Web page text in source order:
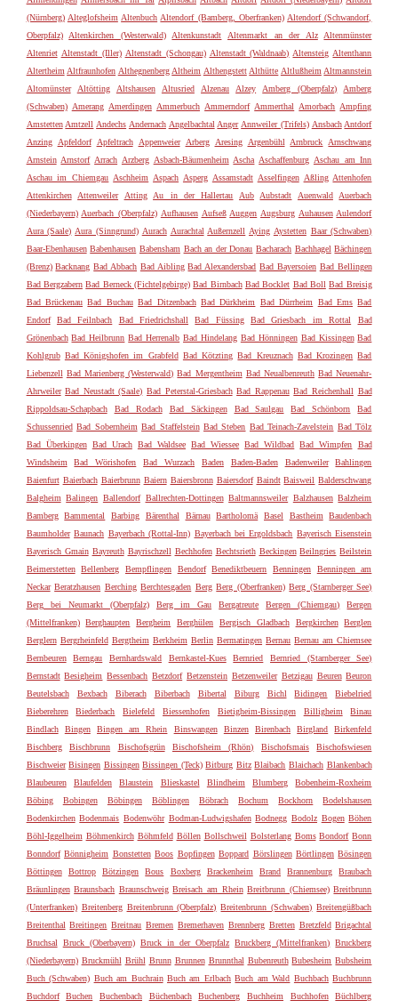
(Nürnberg) Alteglofsheim Altenbuch Altendorf (Bamberg, Oberfranken) Altendorf (Schwandorf,
Oberpfalz)
Altenkirchen (Westerwald) Altenkunstadt Altenmarkt an der Alz
Altenmünster
Altenriet Altenstadt (Iller) Altenstadt (Schongau) Altenstadt (Waldnaab) Altensteig Altenthann
Altertheim Altfraunhofen Althegnenberg Altheim Althengstett Althütte Altlußheim Altmannstein
Altomünster
Altötting Altshausen Altusried Alzenau Alzey Amberg (Oberpfalz)
Amberg
(Schwaben) Amerang Amerdingen Ammerbuch Ammerndorf Ammerthal Amorbach Ampfing
Amstetten Amtzell Andechs Andernach Angelbachtal Anger Annweiler (Trifels) Ansbach Antdorf
Anzing
Apfeldorf Apfeltrach Appenweier Arberg Aresing Argenbühl Arnbruck
Arnschwang
Arnstein Arnstorf Arrach Arzberg Asbach-Bäumenheim Ascha Aschaffenburg Aschau am Inn
Aschau im Chiemgau Aschheim Aspach Asperg Assamstadt Asselfingen Aßling Attenhofen
Attenkirchen
Attenweiler Atting Au in der Hallertau Aub Aubstadt Auenwald
Auerbach
(Niederbayern) Auerbach (Oberpfalz) Aufhausen Aufseß Auggen Augsburg Auhausen Aulendorf
Aura (Saale) Aura (Sinngrund) Aurach Aurachtal Außernzell Aying Aystetten Baar (Schwaben)
Baar-Ebenhausen Babenhausen Babensham Bach an der Donau Bacharach Bachhagel Bächingen
(Brenz) Backnang Bad Abbach Bad Aibling Bad Alexandersbad Bad Bayersoien Bad Bellingen
Bad Bergzabern Bad Berneck (Fichtelgebirge) Bad Birnbach Bad Bocklet Bad Boll Bad Breisig
Bad Brückenau Bad Buchau Bad Ditzenbach Bad Dürkheim Bad Dürrheim Bad Ems Bad
Endorf
Bad Feilnbach Bad Friedrichshall Bad Füssing Bad Griesbach im Rottal
Bad
Grönenbach Bad Heilbrunn Bad Herrenalb Bad Hindelang Bad Hönningen Bad Kissingen Bad
Kohlgrub Bad Königshofen im Grabfeld Bad Kötzting Bad Kreuznach Bad Krozingen Bad
Liebenzell Bad Marienberg (Westerwald) Bad Mergentheim Bad Neualbenreuth Bad Neuenahr-
Ahrweiler Bad Neustadt (Saale) Bad Peterstal-Griesbach Bad Rappenau Bad Reichenhall Bad
Rippoldsau-Schapbach
Bad Rodach Bad Säckingen Bad Saulgau Bad Schönborn
Bad
Schussenried Bad Sobernheim Bad Staffelstein Bad Steben Bad Teinach-Zavelstein Bad Tölz
Bad Überkingen Bad Urach Bad Waldsee Bad Wiessee Bad Wildbad Bad Wimpfen
Bad
Windsheim
Bad Wörishofen Bad Wurzach Baden Baden-Baden Badenweiler
Bahlingen
Baienfurt Baierbach Baierbrunn Baiern Baiersbronn Baiersdorf Baindt Baisweil Balderschwang
Balgheim Balingen Ballendorf Ballrechten-Dottingen Baltmannsweiler Balzhausen Balzheim
Bamberg
Bammental Barbing Bärenthal Bärnau Bartholomä Basel Bastheim
Baudenbach
Baumholder Baunach Bayerbach (Rottal-Inn) Bayerbach bei Ergoldsbach Bayerisch Eisenstein
Bayerisch Gmain Bayreuth Bayrischzell Bechhofen Bechtsrieth Beckingen Beilngries Beilstein
Beimerstetten
Bellenberg Bempflingen Bendorf Benediktbeuern Benningen
Benningen am
Neckar Beratzhausen Berching Berchtesgaden Berg Berg (Oberfranken) Berg (Starnberger See)
Berg bei Neumarkt (Oberpfalz)
Berg im Gau Bergatreute Bergen (Chiemgau)
Bergen
(Mittelfranken)
Berghaupten Bergheim Berghülen Bergisch Gladbach Bergkirchen
Berglen
Berglern Bergrheinfeld Bergtheim Berkheim Berlin Bermatingen Bernau Bernau am Chiemsee
Bernbeuren
Berngau Bernhardswald Bernkastel-Kues Bernried
Bernried (Starnberger See)
Bernstadt Besigheim Bessenbach Betzdorf Betzenstein Betzenweiler Betzigau Beuren Beuron
Beutelsbach
Bexbach Biberach Biberbach Bibertal Biburg Bichl Bidingen
Biebelried
Bieberehren
Biederbach Bielefeld Biessenhofen Bietigheim-Bissingen Billigheim
Binau
Bindlach
Bingen Bingen am Rhein Binswangen Binzen Birenbach Birgland
Birkenfeld
Bischberg
Bischbrunn Bischofsgrün Bischofsheim (Rhön) Bischofsmais
Bischofswiesen
Bischweier Bisingen Bissingen Bissingen (Teck) Bitburg Bitz Blaibach Blaichach Blankenbach
Blaubeuren
Blaufelden Blaustein Blieskastel Blindheim Blumberg
Bobenheim-Roxheim
Böbing
Bobingen Böbingen Böblingen Böbrach Bochum Bockhorn
Bodelshausen
Bodenkirchen Bodenmais Bodenwöhr Bodman-Ludwigshafen Bodnegg Bodolz Bogen Böhen
Böhl-Iggelheim Böhmenkirch Böhmfeld Böllen Bollschweil Bolsterlang Boms Bondorf Bonn
Bonndorf Bönnigheim Bonstetten Boos Bopfingen Boppard Börslingen Börtlingen Bösingen
Böttingen
Bottrop Bötzingen Bous Boxberg Brackenheim Brand Brannenburg
Braubach
Bräunlingen Braunsbach Braunschweig Breisach am Rhein Breitbrunn (Chiemsee) Breitbrunn
(Unterfranken) Breitenberg Breitenbrunn (Oberpfalz) Breitenbrunn (Schwaben) Breitengüßbach
Breitenthal Breitingen Breitnau Bremen Bremerhaven Brennberg Bretten Bretzfeld Brigachtal
Bruchsal
Bruck (Oberbayern) Bruck in der Oberpfalz Bruckberg (Mittelfranken) Bruckberg
(Niederbayern) Bruckmühl Brühl Brunn Brunnen Brunnthal Bubenreuth Bubesheim Bubsheim
Buch (Schwaben) Buch am Buchrain Buch am Erlbach Buch am Wald Buchbach Buchbrunn
Buchdorf
Buchen Buchenbach Büchenbach Buchenberg Buchheim Buchhofen
Büchlberg